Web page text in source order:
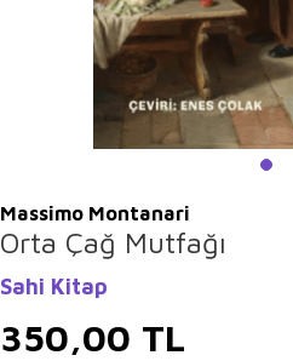
Massimo Montanari
Orta Çağ Mutfağı
Sahi Kitap
350,00 TL